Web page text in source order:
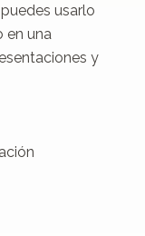
usarlo
en una
y